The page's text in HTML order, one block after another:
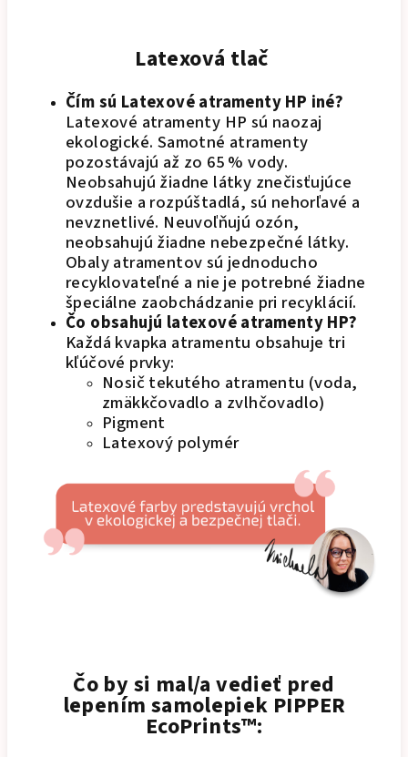
Latexová tlač
Čím sú Latexové atramenty HP iné?
Latexové atramenty HP sú naozaj
ekologické. Samotné atramenty
pozostávajú až zo 65 % vody.
Neobsahujú žiadne látky znečisťujúce
ovzdušie a rozpúštadlá, sú nehorľavé a
nevznetlivé. Neuvoľňujú ozón,
neobsahujú žiadne nebezpečné látky.
Obaly atramentov sú jednoducho
recyklovateľné a nie je potrebné žiadne
špeciálne zaobchádzanie pri recyklácií.
Čo obsahujú latexové atramenty HP?
Každá kvapka atramentu obsahuje tri
kľúčové prvky:
Nosič tekutého atramentu (voda,
zmäkkčovadlo a zvlhčovadlo)
Pigment
Latexový polymér
Čo by si mal/a vedieť pred
lepením samolepiek PIPPER
EcoPrints™: